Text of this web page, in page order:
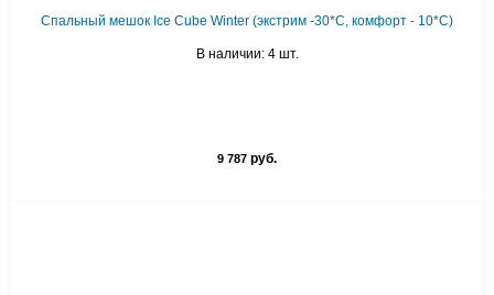
Спальный мешок Ice Cube Winter (экстрим -30*С, комфорт - 10*С)
В наличии: 4 шт.
9 787 руб.